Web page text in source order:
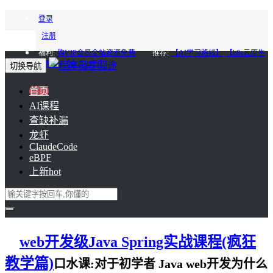
登录
注册
福利: 购VIP会员全站资源免费 推荐: 【AI学习路线】 【k8s云原生
进阶】 【会员85折】
切换导航
首页
AI课程
查缺补漏
龙虾
ClaudeCode
eBPF
上新hot
web开发级Java Spring实战课程(疯狂
教学篇) 口水课:对于初学者 Java web开发为什么